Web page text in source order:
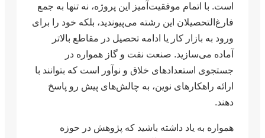
است. با اتمام موفقیت‌آمیز این پروژه، نه تنها به جمع
فارغ‌التحصیلان این رشته می‌پیوندید، بلکه خود را برای
ورود به بازار کار یا ادامه تحصیل در مقاطع بالاتر
آماده می‌سازید. صنعت نفت و گاز همواره در
جستجوی استعدادهای خلاق و نوآور است که بتوانند با
ارائه راهکارهای نوین، به چالش‌های پیش رو پاسخ
دهند.
همواره به یاد داشته باشید که پژوهش در حوزه